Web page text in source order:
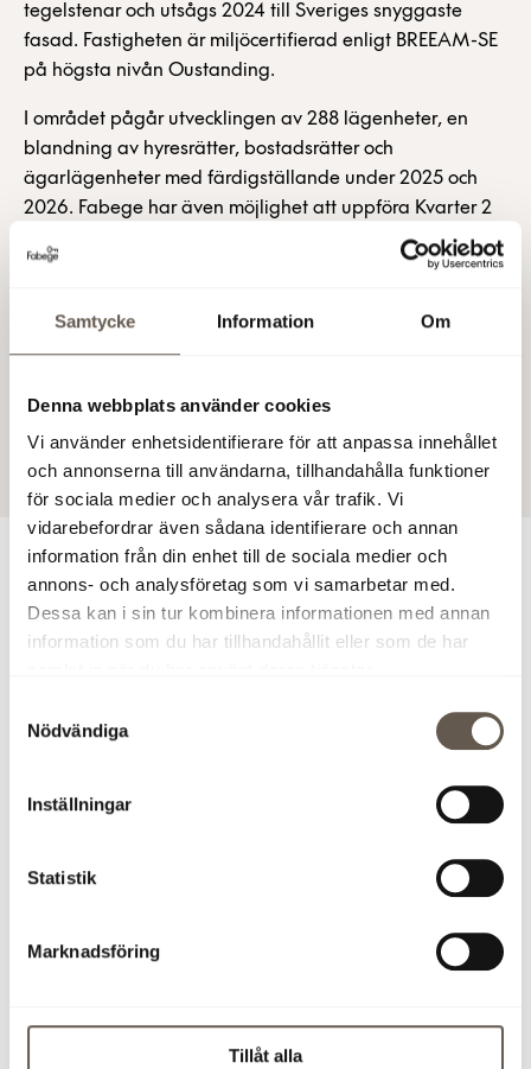
Samtycke Information Om
Denna webbplats använder cookies
Vi använder enhetsidentifierare för att anpassa innehållet
och annonserna till användarna, tillhandahålla funktioner
för sociala medier och analysera vår trafik. Vi
vidarebefordrar även sådana identifierare och annan
information från din enhet till de sociala medier och
annons- och analysföretag som vi samarbetar med.
Dessa kan i sin tur kombinera informationen med annan
information som du har tillhandahållit eller som de har
Nödvändiga
Inställningar
Statistik
Marknadsföring
Tillåt alla
tegelstenar och utsågs 2024 till Sveriges snyggaste
fasad. Fastigheten är miljöcertifierad enligt BREEAM-SE
på högsta nivån Oustanding.
I området pågår utvecklingen av 288 lägenheter, en
blandning av hyresrätter, bostadsrätter och
ägarlägenheter med färdigställande under 2025 och
2026. Fabege har även möjlighet att uppföra Kvarter 2
om 20 000 kvm kontor samt ytterligare 300 bostäder i
Haga Norra. Solna Station ligger inom fyra minuters
och under 2028 öppnar nya tunnelbanan i Arenastaden.
19 mar 2025 09:22
För ytterligare information
Sofia Ranji, Uthyrningschef projekt, tel. 073-387 18 73,
19,johan.zachrisson@fabege.se
Klicka på en bild nedan för att spara den och se den i
större format. Bilderna kan ej användas för kommersiellt
bruk.